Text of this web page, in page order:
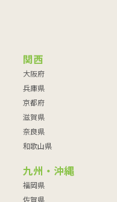
関西
大阪府
兵庫県
京都府
滋賀県
奈良県
和歌山県
九州・沖縄
福岡県
佐賀県